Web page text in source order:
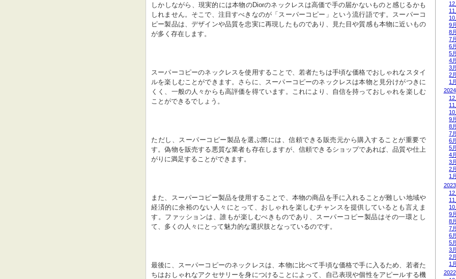
しかしながら、現実的には本物のDiorのネックレスは高価で手の届かないものと感じるかも
しれません。そこで、注目すべきなのが「スーパーコピー」という流行語です。スーパーコ
ピー製品は、デザインや品質を忠実に再現したものであり、見た目や質感も本物に近いもの
が多く存在します。
スーパーコピーのネックレスを使用することで、若者たちは手頃な価格でおしゃれなスタイ
ルを楽しむことができます。さらに、スーパーコピーのネックレスは本物と見分けがつきに
くく、一般の人々からも高評価を得ています。これにより、自信を持っておしゃれを楽しむ
ことができるでしょう。
ただし、スーパーコピー製品を選ぶ際には、信頼できる販売元から購入することが重要で
す。偽物を販売する悪質な業者も存在しますが、信頼できるショップであれば、品質や仕上
がりに満足することができます。
また、スーパーコピー製品を使用することで、本物の商品を手に入れることが難しい地域や
経済的に余裕のない人々にとって、おしゃれを楽しむチャンスを提供しているとも言えま
す。ファッションは、誰もが楽しむべきものであり、スーパーコピー製品はその一環とし
て、多くの人々にとって魅力的な選択肢となっているのです。
最後に、スーパーコピーのネックレスは、本物に比べて手頃な価格で手に入るため、若者た
ちはおしゃれなアクセサリーを身につけることによって、自己表現や個性をアピールする機
12
11
10
9月
8月
7月
6月
5月
4月
3月
2月
1月
2024
12
11
10
9月
8月
7月
6月
5月
4月
3月
2月
1月
2023
12
11
10
9月
8月
7月
6月
5月
3月
2月
1月
2022